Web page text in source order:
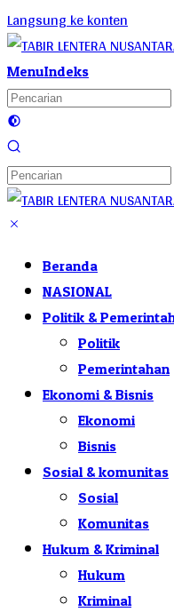
Langsung ke konten
MenuIndeks
Beranda
NASIONAL
Politik &
Politik
Pemerintahan
Ekonomi & Bisnis
Ekonomi
Bisnis
Sosial & komunitas
Sosial
Komunitas
Hukum & Kriminal
Hukum
Kriminal